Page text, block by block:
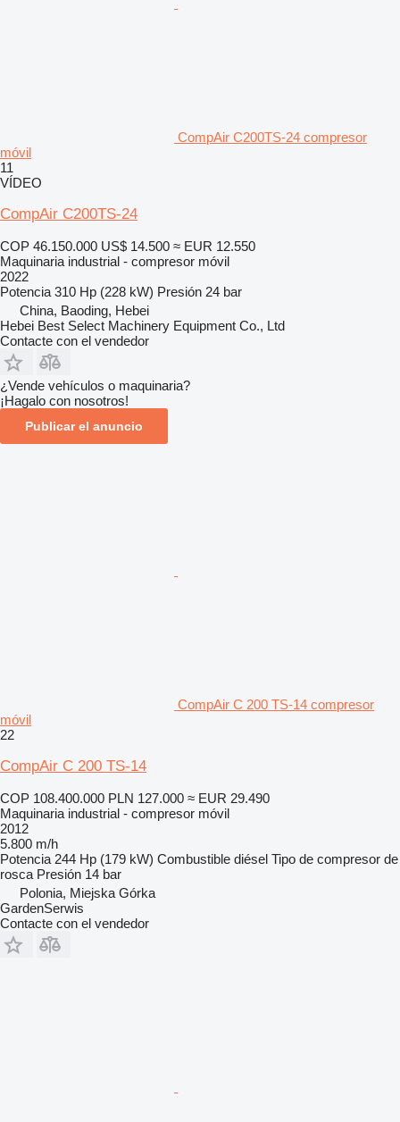
CompAir C200TS-24 compresor
móvil
11
VÍDEO
CompAir C200TS-24
COP 46.150.000 US$ 14.500 ≈ EUR 12.550
Maquinaria industrial - compresor móvil
2022
Potencia 310 Hp (228 kW) Presión 24 bar
China, Baoding, Hebei
Hebei Best Select Machinery Equipment Co., Ltd
Contacte con el vendedor
¿Vende vehículos o maquinaria?
¡Hagalo con nosotros!
Publicar el anuncio
CompAir C 200 TS-14 compresor
móvil
22
CompAir C 200 TS-14
COP 108.400.000 PLN 127.000 ≈ EUR 29.490
Maquinaria industrial - compresor móvil
2012
5.800 m/h
Potencia 244 Hp (179 kW) Combustible diésel Tipo de compresor de
rosca Presión 14 bar
Polonia, Miejska Górka
GardenSerwis
Contacte con el vendedor